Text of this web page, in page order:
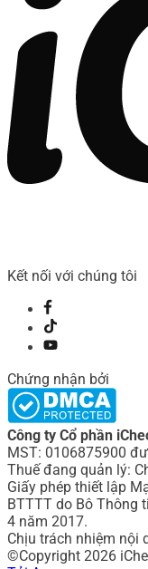
Kết nối với chúng tôi
Chứng nhận bởi
Công ty Cổ phần
MST: 0106875900
Thuế đang quản lý:
Giấy phép thiết lập
BTTTT do Bô Thông
4 năm 2017.
Chịu trách nhiệm nội
©Copyright 2026